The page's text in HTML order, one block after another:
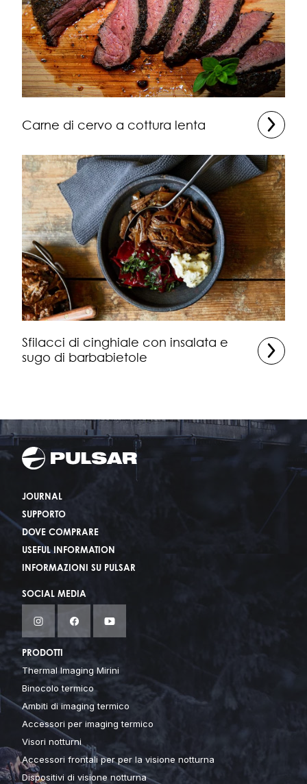
Carne di cervo a cottura lenta
Sfilacci di cinghiale con insalata e
sugo di barbabietole
JOURNAL
SUPPORTO
DOVE COMPRARE
USEFUL INFORMATION
INFORMAZIONI SU PULSAR
SOCIAL MEDIA
PRODOTTI
Thermal Imaging Mirini
Binocolo termico
Ambiti di imaging termico
Accessori per imaging termico
Visori notturni
Accessori frontali per per la visione notturna
Dispositivi di visione notturna